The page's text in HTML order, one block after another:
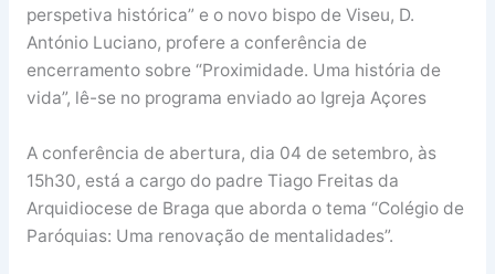
perspetiva histórica” e o novo bispo de Viseu, D.
António Luciano, profere a conferência de
encerramento sobre “Proximidade. Uma história de
vida”, lê-se no programa enviado ao Igreja Açores
A conferência de abertura, dia 04 de setembro, às
15h30, está a cargo do padre Tiago Freitas da
Arquidiocese de Braga que aborda o tema “Colégio de
Paróquias: Uma renovação de mentalidades”.